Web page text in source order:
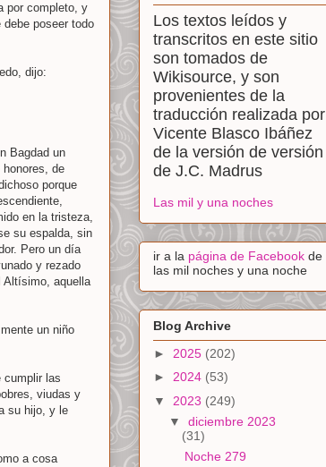
por completo, y
poseer todo
dijo:
Bagdad un
de
porque
en la tristeza,
su espalda, sin
Pero un día
y rezado
Altísimo, aquella
un niño
cumplir las
viudas y
su hijo, y le
a cosa
Los textos leídos y
transcritos en este sitio
son tomados de
Wikisource, y son
provenientes de la
traducción realizada por
Vicente Blasco Ibáñez
de la versión de versión
de J.C. Madrus
Las mil y una noches
ir a la página de Facebook de
las mil noches y una noche
Blog Archive
► 2025 (202)
► 2024 (53)
▼ 2023 (249)
▼ diciembre 2023
(31)
Noche 279